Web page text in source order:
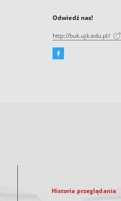
Odwiedź nas!
http://buk.ujk.edu.pl/
Facebook
Historia przeglądania